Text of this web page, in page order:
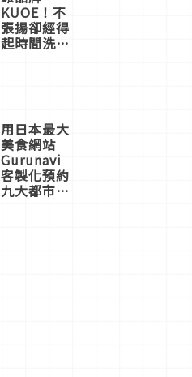
KUOE！不
張揚卻經得
起時間洗鍊
用日本最大
美食網站
Gurunavi
客製化預約
九大都市餐